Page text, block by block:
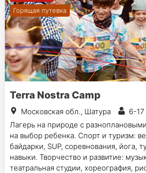
Горящая путевка
Terra Nostra Camp
Московская обл., Шатура
6-17
Лагерь на природе с
на выбор ребенка. Спорт и туризм:
байдарки, SUP, соревнования, йога,
навыки. Творчество и развитие:
театральная студии, хореография,